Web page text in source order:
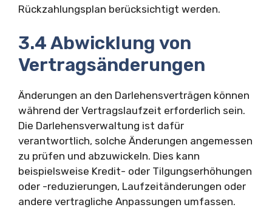
Rückzahlungsplan berücksichtigt werden.
3.4 Abwicklung von
Vertragsänderungen
Änderungen an den Darlehensverträgen können
während der Vertragslaufzeit erforderlich sein.
Die Darlehensverwaltung ist dafür
verantwortlich, solche Änderungen angemessen
zu prüfen und abzuwickeln. Dies kann
beispielsweise Kredit- oder Tilgungserhöhungen
oder -reduzierungen, Laufzeitänderungen oder
andere vertragliche Anpassungen umfassen.